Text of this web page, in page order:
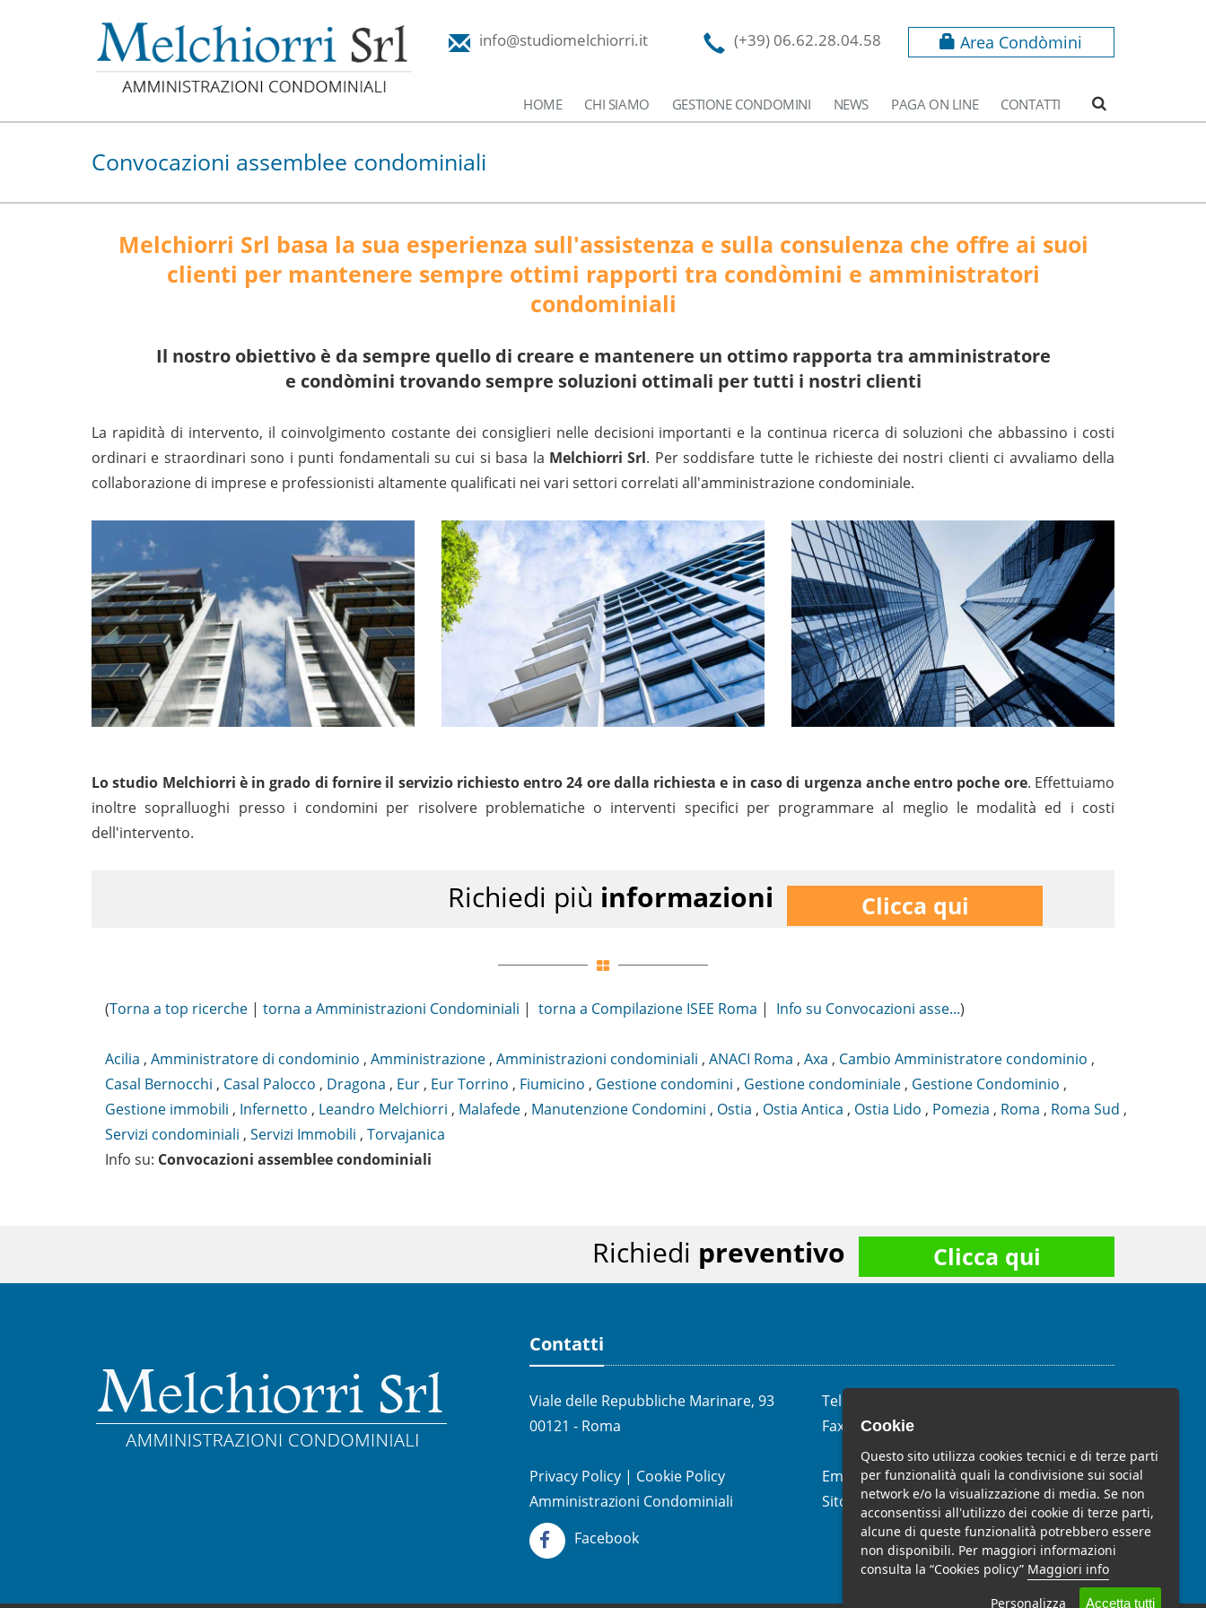
info@studiomelchiorri.it (+39) 06.62.28.04.58 Area Condòmini
HOME CHI SIAMO GESTIONE CONDOMINI NEWS PAGA ON LINE CONTATTI
Convocazioni assemblee condominiali
Melchiorri Srl basa la sua esperienza sull'assistenza e sulla consulenza che offre ai suoi
clienti per mantenere sempre ottimi rapporti tra condòmini e amministratori
condominiali
Il nostro obiettivo è da sempre quello di creare e mantenere un ottimo rapporta tra amministratore
e condòmini trovando sempre soluzioni ottimali per tutti i nostri clienti
La rapidità di intervento, il coinvolgimento costante dei consiglieri nelle decisioni importanti e la continua ricerca di soluzioni che abbassino i costi
ordinari e straordinari sono i punti fondamentali su cui si basa la Melchiorri Srl. Per soddisfare tutte le richieste dei nostri clienti ci avvaliamo della
collaborazione di imprese e professionisti altamente qualificati nei vari settori correlati all'amministrazione condominiale.
Lo studio Melchiorri è in grado di fornire il servizio richiesto entro 24 ore dalla richiesta e in caso di urgenza anche entro poche ore. Effettuiamo
inoltre sopralluoghi presso i condomini per risolvere problematiche o interventi specifici per programmare al meglio le modalità ed i costi
dell'intervento.
Richiedi più informazioni Clicca qui
(Torna a top ricerche | torna a Amministrazioni Condominiali | torna a Compilazione ISEE Roma | Info su Convocazioni asse...)
Acilia , Amministratore di condominio , Amministrazione , Amministrazioni condominiali , ANACI Roma , Axa , Cambio Amministratore condominio ,
Casal Bernocchi , Casal Palocco , Dragona , Eur , Eur Torrino , Fiumicino , Gestione condomini , Gestione condominiale , Gestione Condominio ,
Gestione immobili , Infernetto , Leandro Melchiorri , Malafede , Manutenzione Condomini , Ostia , Ostia Antica , Ostia Lido , Pomezia , Roma , Roma Sud ,
Servizi condominiali , Servizi Immobili , Torvajanica
Info su: Convocazioni assemblee condominiali
Richiedi preventivo Clicca qui
Contatti
Viale delle Repubbliche Marinare, 93
00121 - Roma
Privacy Policy| Cookie Policy
Amministrazioni Condominiali
Facebook
Telefono:
Fax:
(+39) 06.99.33.19.10
Email:info@studiomelchiorri.it
Sito Web:www.stmelchiorri.it
Cookie
Questo sito utilizza cookies tecnici e di terze parti
per funzionalità quali la condivisione sui social
network e/o la visualizzazione di media. Se non
acconsentissi all'utilizzo dei cookie di terze parti,
alcune di queste funzionalità potrebbero essere
non disponibili. Per maggiori informazioni
consulta la “Cookies policy” Maggiori info
Personalizza
Accetta tutti